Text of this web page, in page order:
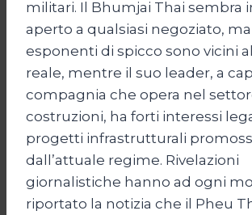
militari. Il Bhumjai Thai sembra
aperto a qualsiasi negoziato,
esponenti di spicco sono vicini
reale, mentre il suo leader, a
compagnia che opera nel
costruzioni, ha forti interessi
progetti infrastrutturali
dall’attuale regime. Rivelazioni
giornalistiche hanno ad ogni
riportato la notizia che il Pheu